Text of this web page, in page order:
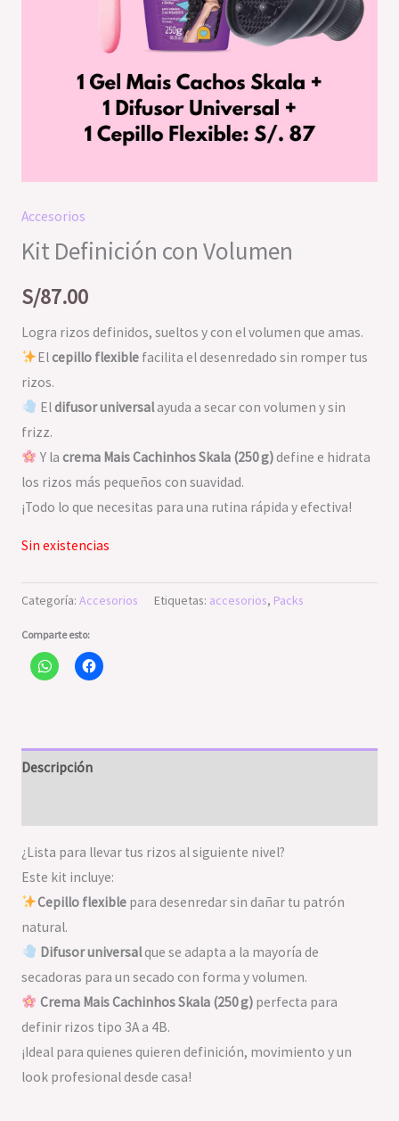
Accesorios
Kit Definición con Volumen
S/87.00
Logra rizos definidos, sueltos y con el volumen que amas.
El cepillo flexiblefacilita el desenredado sin romper tus
rizos.
El difusor universalayuda a secar con volumen y sin
frizz.
Y la crema Mais Cachinhos Skala (250 g)define e hidrata
los rizos más pequeños con suavidad.
¡Todo lo que necesitas para una rutina rápida y efectiva!
Sin existencias
Categoría: Accesorios Etiquetas: accesorios, Packs
Comparte esto:
Descripción
¿Lista para llevar tus rizos al siguiente nivel?
Este kit incluye:
Cepillo flexiblepara desenredar sin dañar tu patrón
natural.
Difusor universalque se adapta a la mayoría de
secadoras para un secado con forma y volumen.
Crema Mais Cachinhos Skala (250 g)perfecta para
definir rizos tipo 3A a 4B.
¡Ideal para quienes quieren definición, movimiento y un
look profesional desde casa!